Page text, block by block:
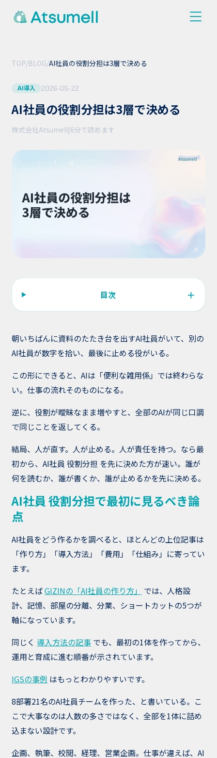
TOP/BLOG/AI社員の役割分担は3層で決める
AI導入 2026-05-22
AI社員の役割分担は3層で決める
株式会社Atsumell|6分で読めます
目次 ＋
朝いちばんに資料のたたき台を出すAI社員がいて、別の
AI社員が数字を拾い、最後に止める役がいる。
この形にできると、AIは「便利な雑用係」では終わらな
い。仕事の流れそのものになる。
逆に、役割が曖昧なまま増やすと、全部のAIが同じ口調
で同じことを返してくる。
結局、人が直す。人が止める。人が責任を持つ。なら最
初から、AI社員 役割分担 を先に決めた方が速い。誰が
何を読むか、誰が書くか、誰が止めるかを先に決める。
AI社員 役割分担で最初に見るべき論
点
AI社員をどう作るかを調べると、ほとんどの上位記事は
「作り方」「導入方法」「費用」「仕組み」に寄ってい
ます。
たとえばGIZINの「AI社員の作り方」
では、人格設
計、記憶、部屋の分離、分業、ショートカットの5つが
軸になっています。
同じく 導入方法の記事 でも、最初の1体を作ってから、
運用と育成に進む順番が示されています。
IGSの事例 はもっとわかりやすいです。
8部署21名のAI社員チームを作った、と書いている。こ
こで大事なのは人数の多さではなく、全部を1体に詰め
込まない設計です。
企画、執筆、校閲、経理、営業企画。仕事が違えば、AI